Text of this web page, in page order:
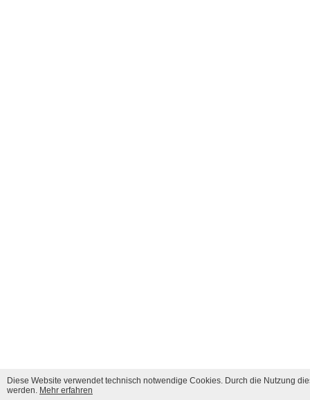
Diese Website verwendet technisch notwendige Cookies. Durch die Nutzung
werden. Mehr erfahren